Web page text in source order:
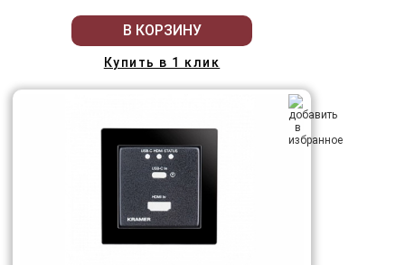
В КОРЗИНУ
Купить в 1 клик